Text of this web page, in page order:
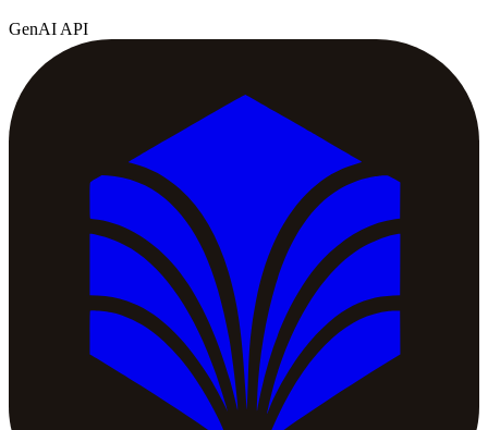
GenAI API